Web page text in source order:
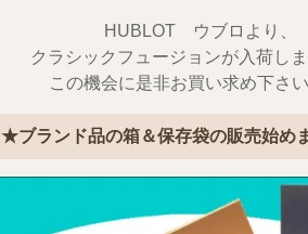
HUBLOT ウブロより、
クラシックフュージョンが入荷し
この機会に是非お買い求め下さ
★ブランド品の箱＆保存袋の販売始め